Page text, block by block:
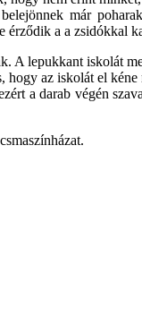
már
a a zsidókkal
A lepukkant iskolát
az iskolát el
a darab végén